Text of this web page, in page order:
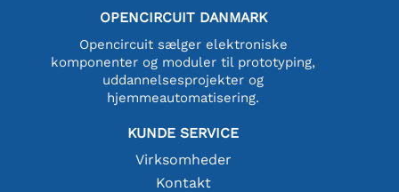
OPENCIRCUIT DANMARK
Opencircuit sælger elektroniske
komponenter og moduler til prototyping,
uddannelsesprojekter og
hjemmeautomatisering.
KUNDE SERVICE
Virksomheder
Kontakt